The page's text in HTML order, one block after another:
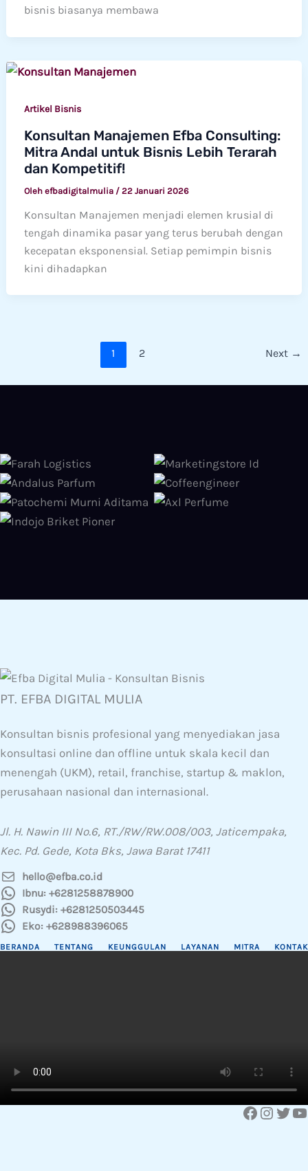
bisnis biasanya membawa
Artikel Bisnis
Konsultan Manajemen Efba Consulting:
Mitra Andal untuk Bisnis Lebih Terarah
dan Kompetitif!
Oleh efbadigitalmulia / 22 Januari 2026
Konsultan Manajemen menjadi elemen krusial di
tengah dinamika pasar yang terus berubah dengan
kecepatan eksponensial. Setiap pemimpin bisnis
kini dihadapkan
1 2 Next →
PT. EFBA DIGITAL MULIA
Konsultan bisnis profesional yang menyediakan jasa
konsultasi online dan offline untuk skala kecil dan
menengah (UKM), retail, franchise, startup & maklon,
perusahaan nasional dan internasional.
Jl. H. Nawin III No.6, RT./RW/RW.008/003, Jaticempaka,
Kec. Pd. Gede, Kota Bks, Jawa Barat 17411
hello@efba.co.id
Ibnu: +6281258878900
Rusydi: +6281250503445
Eko: +628988396065
BERANDA TENTANG KEUNGGULAN LAYANAN MITRA KONTAK
Facebook Instagram Twitter YouTube